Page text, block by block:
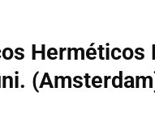
Herméticos